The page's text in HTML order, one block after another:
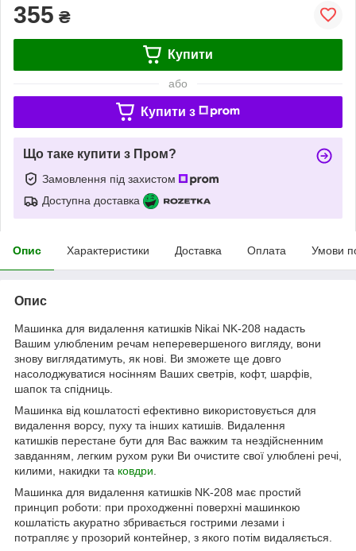
355 ₴
Купити
або
Купити з
Що таке купити з Пром?
Замовлення під захистом
Доступна доставка
Опис Характеристики Доставка Оплата Умови
Опис
Машинка для видалення катишків Nikai NK-208 надасть
Вашим улюбленим речам неперевершеного вигляду, вони
знову виглядатимуть, як нові. Ви зможете ще довго
насолоджуватися носінням Ваших светрів, кофт, шарфів,
шапок та спідниць.
Машинка від кошлатості ефективно використовується для
видалення ворсу, пуху та інших катишів. Видалення
катишків перестане бути для Вас важким та нездійсненним
завданням, легким рухом руки Ви очистите свої улюблені речі,
килими, накидки та ковдри
Машинка для видалення катишків NK-208 має простий
принцип роботи: при проходженні поверхні машинкою
кошлатість акуратно збривається гострими лезами і
потрапляє у прозорий контейнер, з якого потім видаляється.